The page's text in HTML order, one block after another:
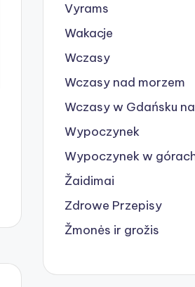
Vyrams
Wakacje
Wczasy
Wczasy nad morzem
Wczasy w Gdańsku
Wypoczynek
Wypoczynek w
Žaidimai
Zdrowe Przepisy
Žmonės ir grožis